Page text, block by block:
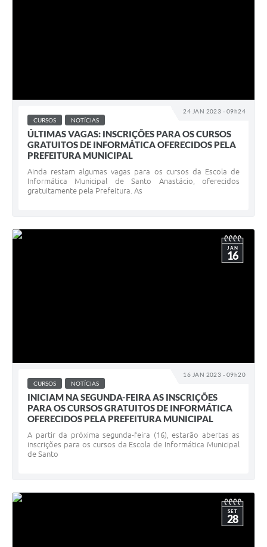
24 JAN 2023 - 09h24
CURSOS NOTÍCIAS
ÚLTIMAS VAGAS: INSCRIÇÕES PARA OS CURSOS
GRATUITOS DE INFORMÁTICA OFERECIDOS PELA
PREFEITURA MUNICIPAL
Ainda restam algumas vagas para os cursos da Escola de
Informática Municipal de Santo Anastácio, oferecidos
gratuitamente pela Prefeitura. As
16 JAN 2023 - 09h20
JAN
16
CURSOS NOTÍCIAS
INICIAM NA SEGUNDA-FEIRA AS INSCRIÇÕES
PARA OS CURSOS GRATUITOS DE INFORMÁTICA
OFERECIDOS PELA PREFEITURA MUNICIPAL
A partir da próxima segunda-feira (16), estarão abertas as
inscrições para os cursos da Escola de Informática Municipal
de Santo
SET
28